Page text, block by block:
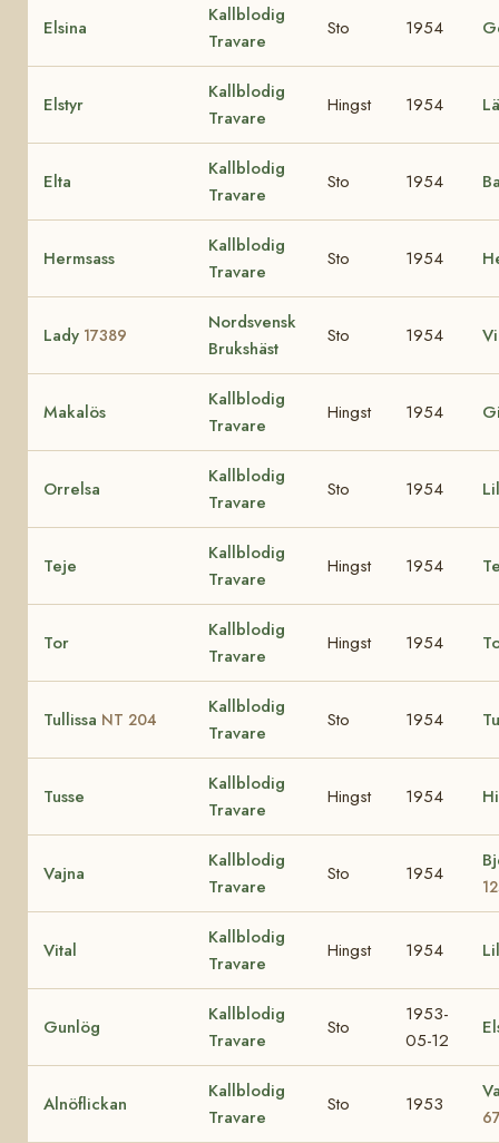
Elsina
Kallblodig
Travare
Sto 1954
Elstyr
Kallblodig
Travare
Hingst 1954
Elta
Kallblodig
Travare
Sto 1954
Hermsass
Kallblodig
Travare
Sto 1954
Lady 17389
Nordsvensk
Brukshäst
Sto 1954
Makalös
Kallblodig
Travare
Hingst 1954
Orrelsa
Kallblodig
Travare
Sto 1954
Teje
Kallblodig
Travare
Hingst 1954
Tor
Kallblodig
Travare
Hingst 1954
Tullissa NT 204
Kallblodig
Travare
Sto 1954
Tusse
Kallblodig
Travare
Hingst 1954
Vajna
Kallblodig
Travare
Sto 1954
Vital
Kallblodig
Travare
Hingst 1954
Gunlög
Kallblodig
Travare
Sto
1953-
05-12
Alnöflickan
Kallblodig
Travare
Sto 1953